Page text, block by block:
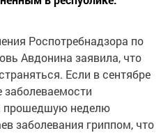
Роспотребнадзора по
Авдонина заявила, что
Если в сентябре
заболеваемости
прошедшую неделю
заболевания гриппом, что